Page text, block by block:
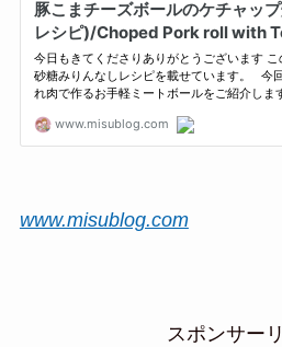
www.misublog.com
スポンサー